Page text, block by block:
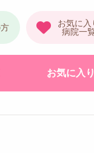
お気に入り